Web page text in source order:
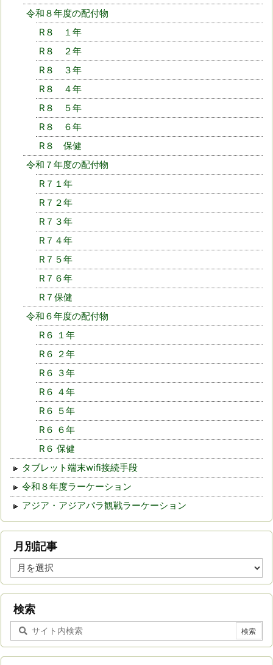
令和８年度の配付物
R８ １年
R８ ２年
R８ ３年
R８ ４年
R８ ５年
R８ ６年
R８ 保健
令和７年度の配付物
R７１年
R７２年
R７３年
R７４年
R７５年
R７６年
R７保健
令和６年度の配付物
R６ １年
R６ ２年
R６ ３年
R６ ４年
R６ ５年
R６ ６年
R６ 保健
タブレット端末wifi接続手段
令和８年度ラーケーション
アジア・アジアパラ観戦ラーケーション
月別記事
月
別
事
検索